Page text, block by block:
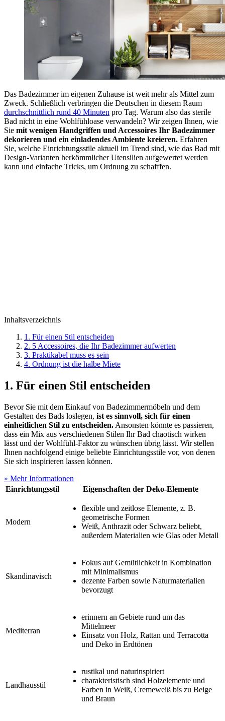
Das Badezimmer im eigenen Zuhause ist weit mehr als Mittel zum
Zweck. Schließlich verbringen die Deutschen in diesem Raum
durchschnittlich rund 40 Minuten pro Tag. Warum also das sterile
Bad nicht in eine Wohlfühloase verwandeln? Wir zeigen Ihnen, wie
Sie mit wenigen Handgriffen und Accessoires Ihr Badezimmer
dekorieren und ein einladendes Ambiente kreieren. Erfahren
Sie, welche Einrichtungsstile aktuell im Trend sind, wie das Bad mit
Design-Varianten herkömmlicher Utensilien aufgewertet werden
kann und einfache Tricks, um Ordnung zu schafffen.
Inhaltsverzeichnis
1. Für einen Stil entscheiden
2. 5 Accessoires, die Ihr Badezimmer aufwerten
3. Praktikabel muss es sein
4. Ordnung ist die halbe Miete
1. Für einen Stil entscheiden
Bevor Sie mit dem Einkauf von Badezimmermöbeln und dem
Gestalten des Bads loslegen, ist es sinnvoll, sich für einen
einheitlichen Stil zu entscheiden. Ansonsten könnte es passieren,
dass ein Mix aus verschiedenen Stilen Ihr Bad chaotisch wirken
lässt und der Wohlfühl-Faktor zu wünschen übrig lässt. Wir stellen
Ihnen nachfolgend einige beliebte Einrichtungsstile vor, von denen
Sie sich inspirieren lassen können.
» Mehr Informationen
Einrichtungsstil
Eigenschaften der Deko-Elemente
Modern
flexible und zeitlose Elemente, z. B.
geometrische Formen
Weiß, Anthrazit oder Schwarz beliebt,
außerdem Materialien wie Glas oder Metall
Skandinavisch
Fokus auf Gemütlichkeit in Kombination
mit Minimalismus
dezente Farben sowie Naturmaterialien
bevorzugt
Mediterran
erinnern an Gebiete rund um das
Mittelmeer
Einsatz von Holz, Rattan und Terracotta
und Deko in Erdtönen
Landhausstil
rustikal und naturinspiriert
charakteristisch sind Holzelemente und
Farben in Weiß, Cremeweiß bis zu Beige
und Braun